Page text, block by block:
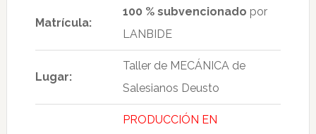
Matrícula:
100 % subvencionado por
LANBIDE
Lugar:
Taller de MECÁNICA de
Salesianos Deusto
PRODUCCIÓN EN